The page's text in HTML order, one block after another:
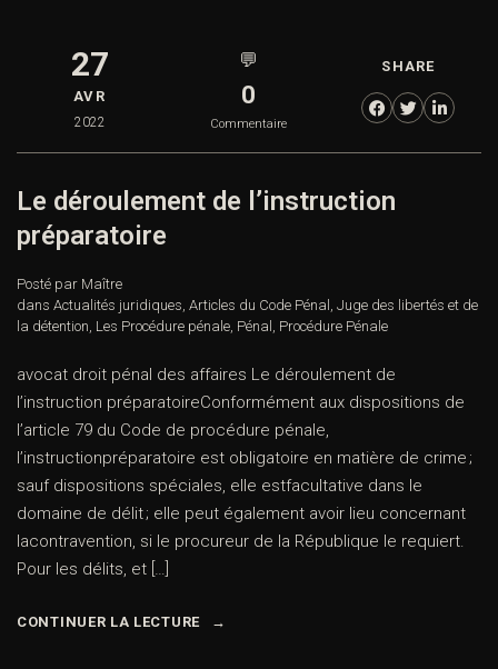
27
AVR
2022
💬
0
Commentaire
SHARE
Le déroulement de l’instruction
préparatoire
Posté par Maître
dans Actualités juridiques, Articles du Code Pénal , Juge des libertés et de
la détention, Les Procédure pénale, Pénal , Procédure Pénale
avocat droit pénal des affaires Le déroulement de
l’instruction préparatoireConformément aux dispositions de
l’article 79 du Code de procédure pénale,
l’instructionpréparatoire est obligatoire en matière de crime ;
sauf dispositions spéciales, elle estfacultative dans le
domaine de délit ; elle peut également avoir lieu concernant
lacontravention, si le procureur de la République le requiert.
Pour les délits, et […]
CONTINUER LA LECTURE